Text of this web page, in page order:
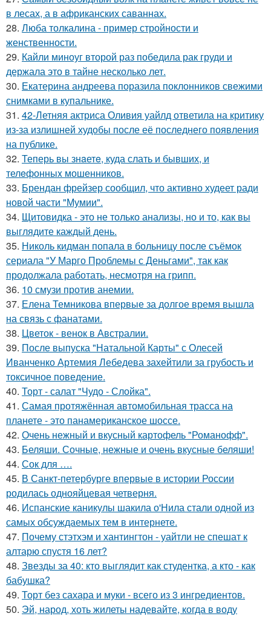
в лесах, а в африканских саваннах.
28. Люба толкалина - пример стройности и
женственности.
29. Кайли миноуг второй раз победила рак груди и
держала это в тайне несколько лет.
30. Екатерина андреева поразила поклонников свежими
снимками в купальнике.
31. 42-Летняя актриса Оливия уайлд ответила на критику
из-за излишней худобы после её последнего появления
на публике.
32. Теперь вы знaетe, куда слать и бывших, и
телeфонныx мошенников.
33. Брендан фрейзер сообщил, что активно худеет ради
новой части "Мумии".
34. Щитовидка - это не только анализы, но и то, как вы
выглядите каждый день.
35. Николь кидман попала в больницу после съёмок
сериала "У Марго Проблемы с Деньгами", так как
продолжала работать, несмотря на грипп.
36. 10 смузи против анемии.
37. Елена Темникова впервые за долгое время вышла
на связь с фанатами.
38. Цветок - венок в Австралии.
39. После выпуска "Натальной Карты" с Олесей
Иванченко Артемия Лебедева захейтили за грубость и
токсичное поведение.
40. Торт - салат "Чудо - Слойка".
41. Самая протяжённая автомобильная трасса на
планете - это панамериканское шоссе.
42. Очень нежный и вкусный картофель "Романофф".
43. Беляши. Сочные, нежные и очень вкусные беляши!
44. Сок для ….
45. В Санкт-петербурге впервые в истории России
родилась однояйцевая четверня.
46. Испанские каникулы шакила о'Нила стали одной из
самых обсуждаемых тем в интернете.
47. Почему стэтхэм и хантингтон - уайтли не спешат к
алтарю спустя 16 лет?
48. Звезды за 40: кто выглядит как студентка, а кто - как
бабушка?
49. Торт без сахара и муки - всего из 3 ингредиентов.
50. Эй, народ, хоть жилеты надевайте, когда в воду